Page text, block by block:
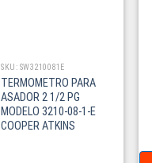
SKU: SW3210081E
TERMOMETRO PARA
ASADOR 2 1/2 PG
MODELO 3210-08-1-E
COOPER ATKINS